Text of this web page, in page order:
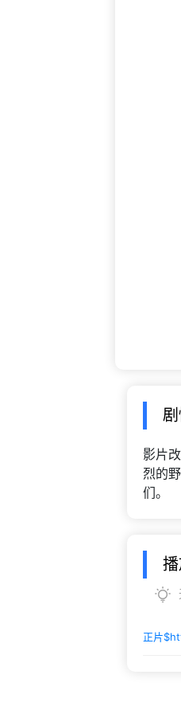
影片
烈的
们。
正片$